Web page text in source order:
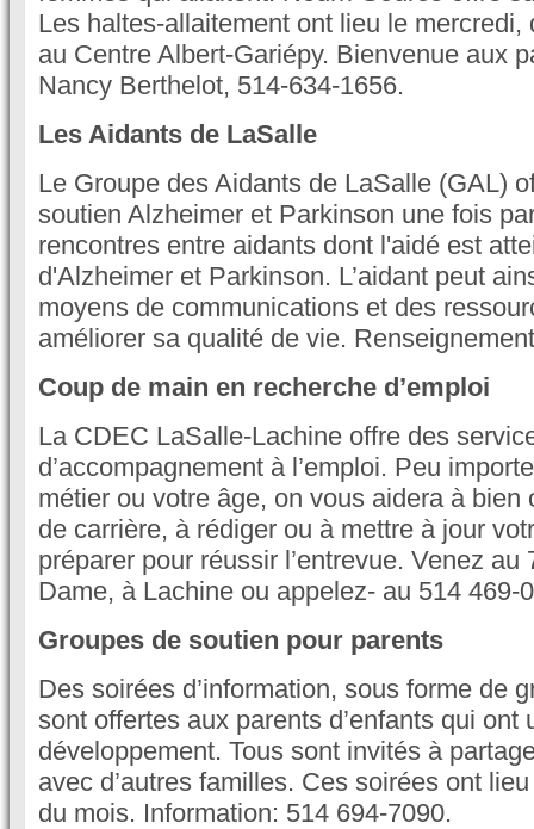
Les haltes-allaitement ont lieu le mercredi,
au Centre Albert-Gariépy. Bienvenue aux
Nancy Berthelot, 514-634-1656.
Les Aidants de LaSalle
Le Groupe des Aidants de LaSalle (GAL)
soutien Alzheimer et Parkinson une fois
rencontres entre aidants dont l'aidé est
d'Alzheimer et Parkinson. L’aidant peut
moyens de communications et des
améliorer sa qualité de vie.
Coup de main en recherche d’emploi
La CDEC LaSalle-Lachine offre des
d’accompagnement à l’emploi. Peu
métier ou votre âge, on vous aidera à bien
de carrière, à rédiger ou à mettre à jour
préparer pour réussir l’entrevue. Venez au
Dame, à Lachine ou appelez- au 514 469-
Groupes de soutien pour parents
Des soirées d’information, sous forme de
sont offertes aux parents d’enfants qui ont
développement. Tous sont invités à
avec d’autres familles. Ces soirées ont
du mois. Information: 514 694-7090.